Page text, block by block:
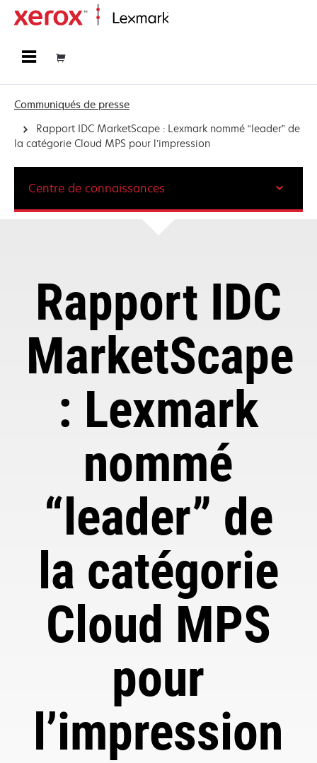
Communiqués de presse
Rapport IDC MarketScape : Lexmark nommé “leader” de
la catégorie Cloud MPS pour l’impression
Rapport IDC
MarketScape
: Lexmark
nommé
“leader” de
la catégorie
Cloud MPS
pour
l’impression
Centre de connaissances